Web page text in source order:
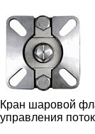
Кран шаровой
управления